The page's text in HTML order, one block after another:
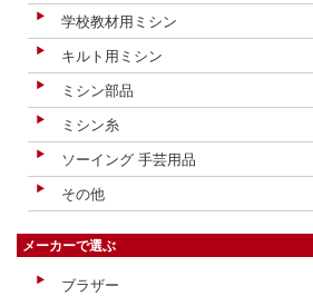
学校教材用ミシン
キルト用ミシン
ミシン部品
ミシン糸
ソーイング 手芸用品
その他
メーカーで選ぶ
ブラザー